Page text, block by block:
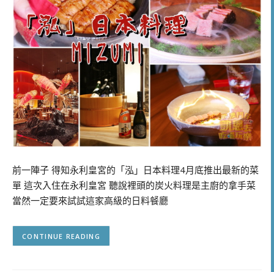
前一陣子 得知永利皇宮的「泓」日本料理4月底推出最新的菜
單 這次入住在永利皇宮 聽說裡頭的炭火料理是主廚的拿手菜
當然一定要來試試這家高級的日料餐廳
CONTINUE READING